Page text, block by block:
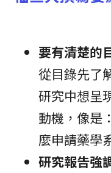
要有清楚的
從目錄先了
研究中想呈
動機，像是
麼申請藥學
研究報告強